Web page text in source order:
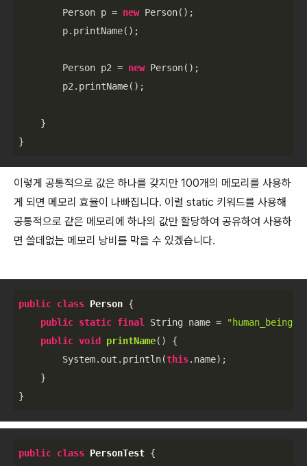
        Person p =
new Person();
        p.printName();
        Person p2 =
new Person();
        p2.printName();
    }
이렇게 공통적으로 값은 하나를 갖지만 100개의 메모리를 사용하
게 되면 메모리 효율이 나빠집니다. 이럴 static 키워드를 사용해
공통적으로 같은 메모리에 하나의 값만 할당하여 공유하여 사용하
면 쓸데없는 메모리 낭비를 막을 수 있겠습니다.
public class Person {
public static final String name = "human_being"
public void printName()
{
        System.out.println(
this.name);
    }
}
public class PersonTest {